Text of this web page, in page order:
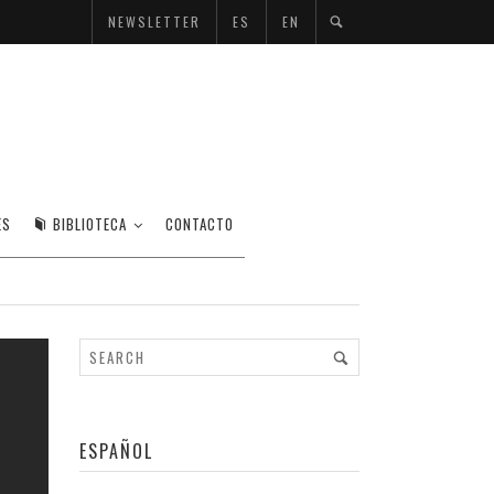
NEWSLETTER ES EN
BIBLIOTECA CONTACTO
ESPAÑOL